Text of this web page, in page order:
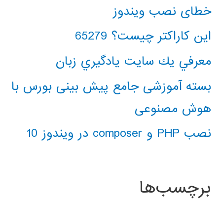
خطای نصب ویندوز
این کاراکتر چیست؟ 65279
معرفي يك سايت يادگيري زبان
بسته آموزشی جامع پیش بینی بورس با
هوش مصنوعی
نصب PHP و composer در ویندوز 10
برچسب‌ها